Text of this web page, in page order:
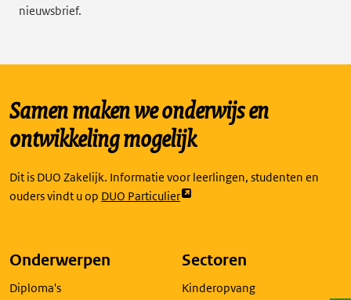
nieuwsbrief.
Samen maken we onderwijs en
ontwikkeling mogelijk
Dit is DUO Zakelijk. Informatie voor leerlingen, studenten en
ouders vindt u op DUO Particulier
Link
in
Onderwerpen
Diploma's
Sectoren
Kinderopvang